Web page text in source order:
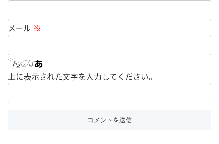
メール ※
上に表示された文字を入力してください。